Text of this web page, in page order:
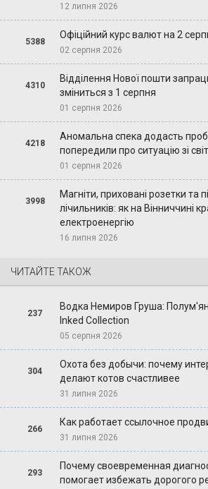
12 липня 2026
5388
Офіційний курс валют на 2
02 серпня 2026
4310
Відділення Нової пошти
зміниться з 1 серпня
01 серпня 2026
4218
Аномальна спека додасть
попередили про ситуацію зі
01 серпня 2026
3998
Магніти, приховані розетки та
лічильників: як на Вінниччині
електроенергію
16 липня 2026
ЧИТАЙТЕ ТАКОЖ
237
Водка Немиров Груша:
Inked Collection
05 серпня 2026
304
Охота без добычи: почему
делают котов счастливее
31 липня 2026
266
Как работает ссылочное
31 липня 2026
293
Почему своевременная
помогает избежать дорогого